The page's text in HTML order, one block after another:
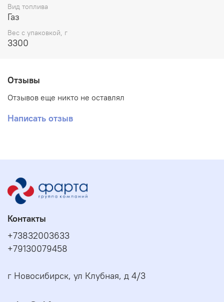
Вид топлива
Газ
Вес с упаковкой, г
3300
Отзывы
Отзывов еще никто не оставлял
Написать отзыв
Контакты
+73832003633
+79130079458
г Новосибирск, ул Клубная, д 4/3